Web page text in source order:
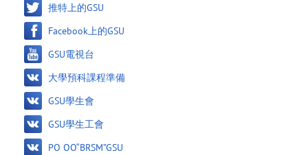
推特上的GSU
Facebook上的GSU
GSU電視台
大學預科課程準備
GSU學生會
GSU學生工會
PO OO“BRSM”GSU